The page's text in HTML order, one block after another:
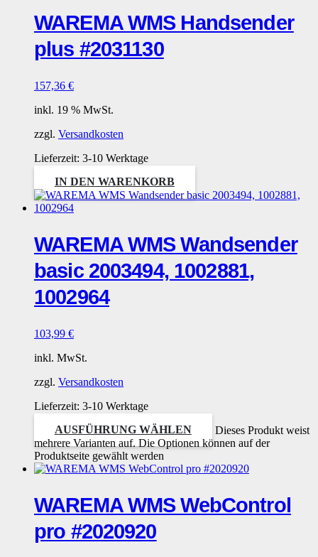
WAREMA WMS Handsender
plus #2031130
157,36 €
inkl. 19 % MwSt.
zzgl. Versandkosten
Lieferzeit: 3-10 Werktage
IN DEN WARENKORB
WAREMA WMS Wandsender
basic 2003494, 1002881,
1002964
103,99 €
inkl. MwSt.
zzgl. Versandkosten
Lieferzeit: 3-10 Werktage
AUSFÜHRUNG WÄHLEN
Dieses Produkt weist
mehrere Varianten auf. Die Optionen können auf der
Produktseite gewählt werden
WAREMA WMS WebControl
pro #2020920